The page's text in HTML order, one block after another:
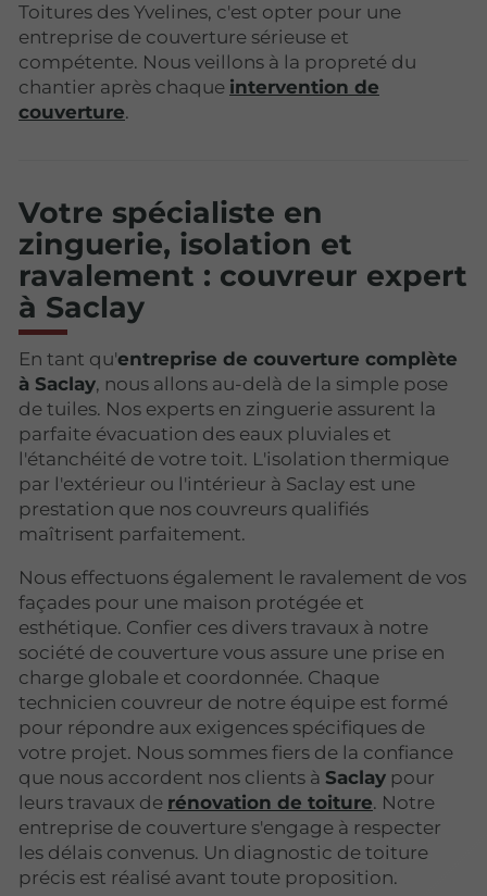
Toitures des Yvelines, c'est opter pour une
entreprise de couverture sérieuse et
compétente. Nous veillons à la propreté du
chantier après chaque intervention de
couverture.
Votre spécialiste en
zinguerie, isolation et
ravalement : couvreur expert
à Saclay
En tant qu'entreprise de couverture complète
à Saclay, nous allons au-delà de la simple pose
de tuiles. Nos experts en zinguerie assurent la
parfaite évacuation des eaux pluviales et
l'étanchéité de votre toit. L'isolation thermique
par l'extérieur ou l'intérieur à Saclay est une
prestation que nos couvreurs qualifiés
maîtrisent parfaitement.
Nous effectuons également le ravalement de vos
façades pour une maison protégée et
esthétique. Confier ces divers travaux à notre
société de couverture vous assure une prise en
charge globale et coordonnée. Chaque
technicien couvreur de notre équipe est formé
pour répondre aux exigences spécifiques de
votre projet. Nous sommes fiers de la confiance
que nous accordent nos clients à Saclay pour
leurs travaux de rénovation de toiture. Notre
entreprise de couverture s'engage à respecter
les délais convenus. Un diagnostic de toiture
précis est réalisé avant toute proposition.